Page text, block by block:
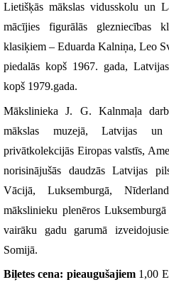
Lietišķās mākslas vidusskolu un
mācījies figurālās glezniecības
klasiķiem – Eduarda Kalniņa, Leo
piedalās kopš 1967. gada,
kopš 1979.gada.
Mākslinieka J. G. Kalnmaļa
mākslas muzejā, Latvijas
privātkolekcijās Eiropas valstīs,
norisinājušās daudzās Latvijas
Vācijā, Luksemburgā,
mākslinieku plenēros
vairāku gadu garumā
Somijā.
Biļetes cena: pieaugušajiem 1,00